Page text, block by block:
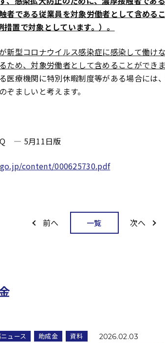
者である従業員を対象労働者として含める
置で対象としています。）。
新型コロナウイルス感染症に感染して働け
ため、対象労働者として含めることができ
医療機関に特別休暇制度等がある場合には
ぞましいと考えます。
― 5月11日版
content/000625730.pdf
前へ 一覧 次へ
ュース 助成金 資料 2026.02.03